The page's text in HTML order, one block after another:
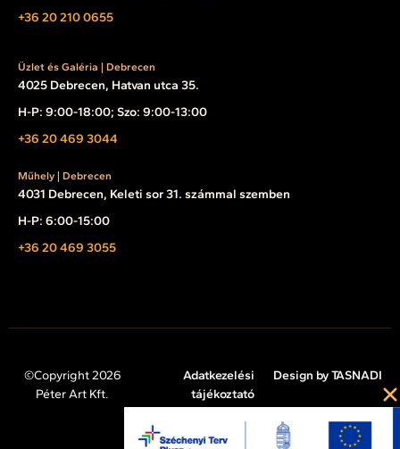
+36 20 210 0655
Üzlet és Galéria | Debrecen
4025 Debrecen, Hatvan utca 35.
H-P: 9:00-18:00; Szo: 9:00-13:00
+36 20 469 3044
Műhely | Debrecen
4031 Debrecen, Keleti sor 31. számmal szemben
H-P: 6:00-15:00
+36 20 469 3055
©Copyright 2026
Péter Art Kft.
Adatkezelési
tájékoztató
Cookie tájékoztató
Design by TASNADI